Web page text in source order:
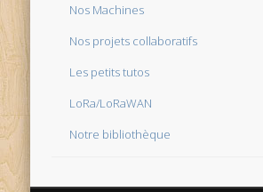
Nos Machines
Nos projets collaboratifs
Les petits tutos
LoRa/LoRaWAN
Notre bibliothèque